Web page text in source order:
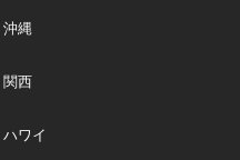
沖縄
関西
ハワイ